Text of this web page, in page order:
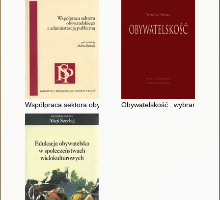
Współpraca sektora obywatelskiego z administracją publiczną
Obywatelskość : wybrane